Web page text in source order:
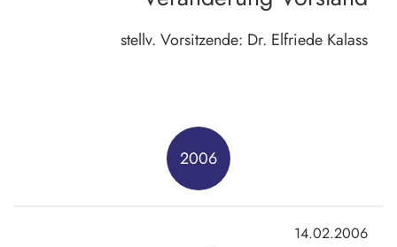
stellv. Vorsitzende: Dr. Elfriede Kalass
2006
14.02.2006